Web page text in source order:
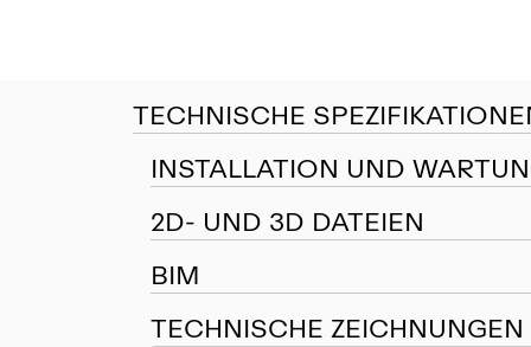
TECHNISCHE
INSTALLATION UND
2D- UND 3D DATEIEN
BIM
TECHNISCHE ZEICHNUNGEN